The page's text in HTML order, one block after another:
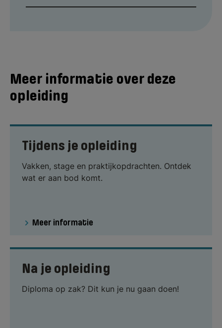
Meer informatie over deze
opleiding
Tijdens je opleiding
Vakken, stage en praktijkopdrachten. Ontdek
wat er aan bod komt.
Meer informatie
Na je opleiding
Diploma op zak? Dit kun je nu gaan doen!